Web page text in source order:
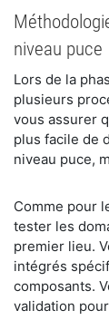
niveau puce
Lors de la
plusieurs
vous assurer
plus facile de
niveau puce,
Comme pour
tester les
premier lieu.
intégrés
composants.
validation